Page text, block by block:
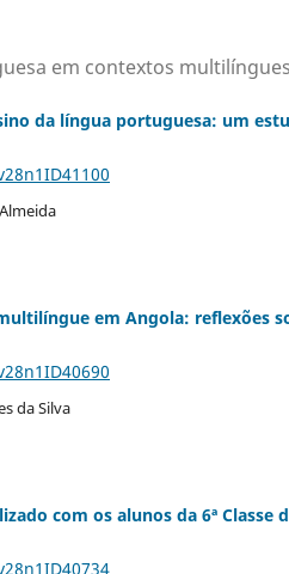
em contextos
da língua portuguesa: um
em Angola: reflexões
da Silva
com os alunos da 6ª Classe